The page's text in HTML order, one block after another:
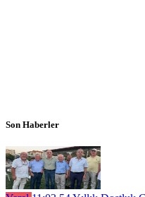
Son Haberler